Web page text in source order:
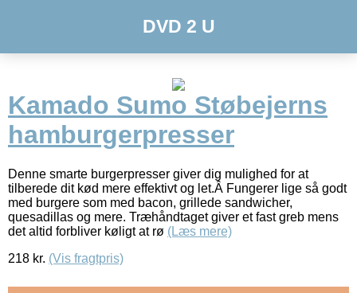
DVD 2 U
Kamado Sumo Støbejerns
hamburgerpresser
Denne smarte burgerpresser giver dig mulighed for at
tilberede dit kød mere effektivt og let.Â Fungerer lige så godt
med burgere som med bacon, grillede sandwicher,
quesadillas og mere. Træhåndtaget giver et fast greb mens
det altid forbliver køligt at rø (Læs mere)
218 kr. (Vis fragtpris)